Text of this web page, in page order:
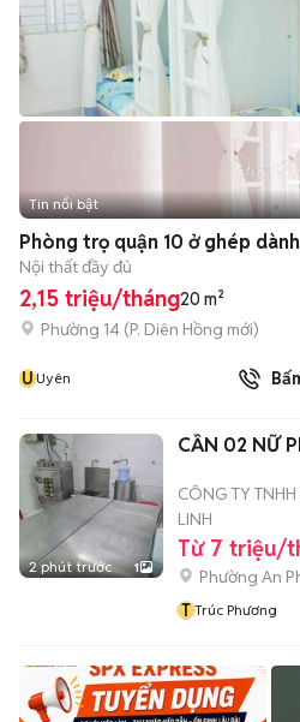
Tin nổi bật
Phòng trọ quận 10 ở ghép
Nội thất đầy đủ
2,15 triệu/tháng20 m²
Phường 14 (P. Diên Hồng mới)
UUyên
2 phút trước 1
CẦN 02 NỮ
CÔNG TY
LINH
Từ 7 triệu/
Phường An
T Trúc Phương